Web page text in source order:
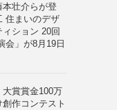
本壮介らが登
住まいのデザ
ション 20回
会」が8月19日
大賞賞金100万
作コンテスト